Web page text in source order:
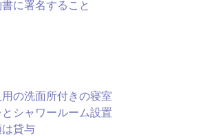
に署名すること
の洗面所付きの寝室
シャワールーム設置
は貸与